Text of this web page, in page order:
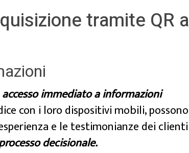
tramite QR a
accesso immediato a informazioni
con i loro dispositivi mobili, possono
e le testimonianze dei clienti
decisionale.